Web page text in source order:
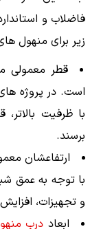
فاضلاب و
زیر برای منهول
است. در پروژه
برسند.
با توجه به عمق
و تجهیزات،
ابعاد درب